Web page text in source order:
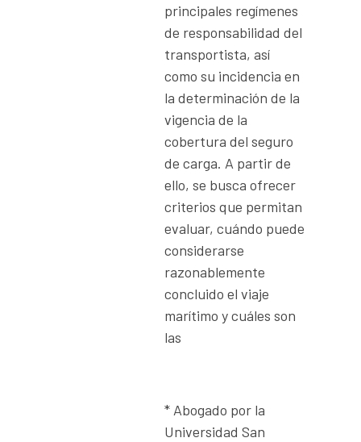
principales regímenes
de responsabilidad del
transportista, así
como su incidencia en
la determinación de la
vigencia de la
cobertura del seguro
de carga. A partir de
ello, se busca ofrecer
criterios que permitan
evaluar, cuándo puede
considerarse
razonablemente
concluido el viaje
marítimo y cuáles son
las
* Abogado por la
Universidad San